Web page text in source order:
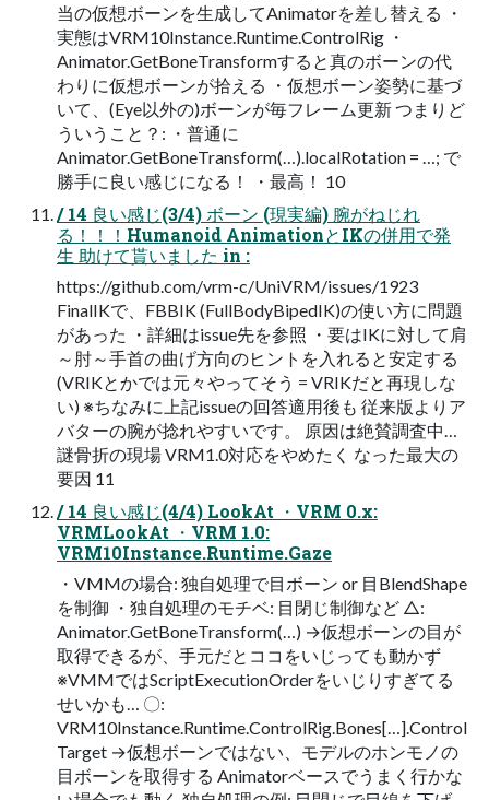
当の仮想ボーンを生成してAnimatorを差し替える ・
実態はVRM10Instance.Runtime.ControlRig ・
Animator.GetBoneTransformすると真のボーンの代
わりに仮想ボーンが拾える ・仮想ボーン姿勢に基づ
いて、(Eye以外の)ボーンが毎フレーム更新 つまりど
ういうこと？: ・普通に
Animator.GetBoneTransform(…).localRotation = …; で
勝手に良い感じになる！ ・最高！ 10
/ 14 良い感じ(3/4) ボーン (現実編) 腕がねじれ
る！！！Humanoid AnimationとIKの併用で発
生 助けて貰いました in :
https://github.com/vrm-c/UniVRM/issues/1923
FinalIKで、FBBIK (FullBodyBipedIK)の使い方に問題
があった ・詳細はissue先を参照 ・要はIKに対して肩
～肘～手首の曲げ方向のヒントを入れると安定する
(VRIKとかでは元々やってそう = VRIKだと再現しな
い) ※ちなみに上記issueの回答適用後も 従来版よりア
バターの腕が捻れやすいです。 原因は絶賛調査中…
謎骨折の現場 VRM1.0対応をやめたく なった最大の
要因 11
/ 14 良い感じ(4/4) LookAt ・VRM 0.x:
VRMLookAt ・VRM 1.0:
VRM10Instance.Runtime.Gaze
・VMMの場合: 独自処理で目ボーン or 目BlendShape
を制御 ・独自処理のモチベ: 目閉じ制御など △:
Animator.GetBoneTransform(…) →仮想ボーンの目が
取得できるが、手元だとココをいじっても動かず
※VMMではScriptExecutionOrderをいじりすぎてる
せいかも… 〇:
VRM10Instance.Runtime.ControlRig.Bones[…].Control
Target →仮想ボーンではない、モデルのホンモノの
目ボーンを取得する Animatorベースでうまく行かな